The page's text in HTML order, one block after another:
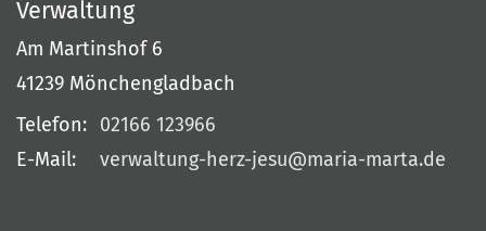
Verwaltung
Am Martinshof 6
41239 Mönchengladbach
Telefon: 02166 123966
E-Mail:
verwaltung-herz-jesu@maria-marta.de